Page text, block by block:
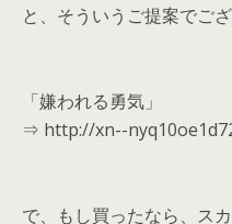
と、そういうご提案でござ
「嫌われる勇気」
⇒ http://xn--
で、もし買ったなら、ス